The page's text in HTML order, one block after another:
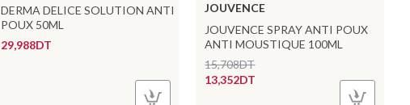
DERMA DELICE SOLUTION ANTI
POUX 50ML
29,988DT
JOUVENCE
JOUVENCE SPRAY ANTI POUX
ANTI MOUSTIQUE 100ML
13,352DT
15,708DT